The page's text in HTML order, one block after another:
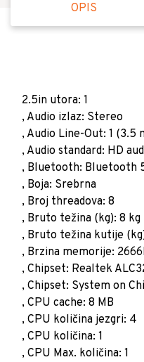
OPIS
2.5in utora: 1
, Audio izlaz: Stereo
, Audio Line-Out: 1 (3.5
, Audio standard: HD
, Bluetooth: Bluetooth
, Boja: Srebrna
, Broj threadova: 8
, Bruto težina (kg): 8 kg
, Bruto težina kutije
, Brzina memorije:
, Chipset: Realtek
, Chipset: System on
, CPU cache: 8 MB
, CPU količina jezgri: 4
, CPU količina: 1
, CPU Max. količina: 1